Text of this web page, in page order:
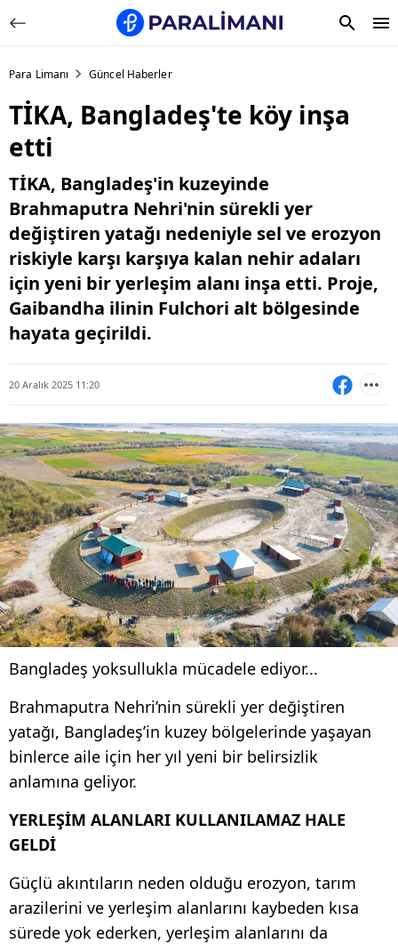
Para Limanı Güncel Haberler
TİKA, Bangladeş'te köy inşa
etti
TİKA, Bangladeş'in kuzeyinde
Brahmaputra Nehri'nin sürekli yer
değiştiren yatağı nedeniyle sel ve erozyon
riskiyle karşı karşıya kalan nehir adaları
için yeni bir yerleşim alanı inşa etti. Proje,
Gaibandha ilinin Fulchori alt bölgesinde
hayata geçirildi.
20 Aralık 2025 11:20
Bangladeş yoksullukla mücadele ediyor...
Brahmaputra Nehri’nin sürekli yer değiştiren
yatağı, Bangladeş’in kuzey bölgelerinde yaşayan
binlerce aile için her yıl yeni bir belirsizlik
anlamına geliyor.
YERLEŞİM ALANLARI KULLANILAMAZ HALE
GELDİ
Güçlü akıntıların neden olduğu erozyon, tarım
arazilerini ve yerleşim alanlarını kaybeden kısa
sürede yok ederken, yerleşim alanlarını da